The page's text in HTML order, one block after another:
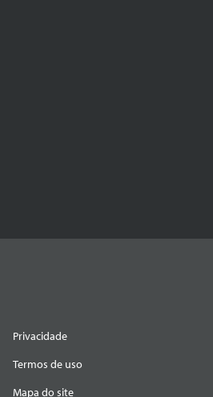
Privacidade
Termos de uso
Mapa do site